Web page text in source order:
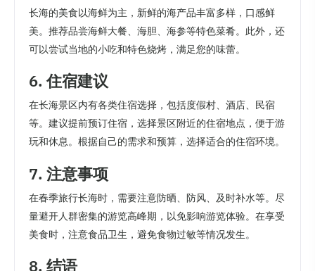
长海的美食以海鲜为主，新鲜的海产品丰富多样，口感鲜
美。推荐品尝海鲜大餐、海胆、海参等特色菜肴。此外，还
可以尝试当地的小吃和特色烧烤，满足您的味蕾。
6. 住宿建议
在长海景区内有各类住宿选择，包括度假村、酒店、民宿
等。建议提前预订住宿，选择景区附近的住宿地点，便于游
玩和休息。根据自己的需求和预算，选择适合的住宿环境。
7. 注意事项
在春季旅行长海时，需要注意防晒、防风、及时补水等。尽
量避开人群密集的游览高峰期，以免影响游览体验。在享受
美食时，注意食品卫生，避免食物过敏等情况发生。
8. 结语